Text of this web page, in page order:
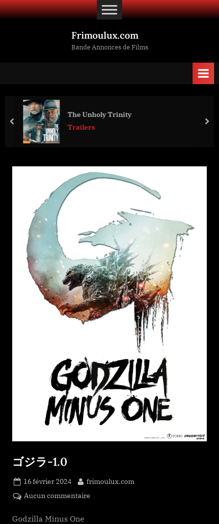
Skip
to
Frimoulux.com
Bande Annonces de Films
The Unholy Trinity
Trailers
prev
ゴジラ-1.0
Posted
on
16 février 2024 By
frimoulux.com
Aucun commentaire
Godzilla Minus One